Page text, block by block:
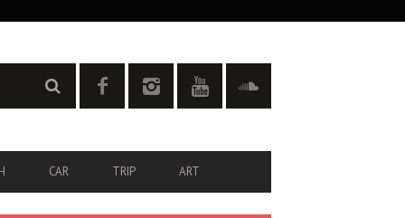
CAR TRIP ART